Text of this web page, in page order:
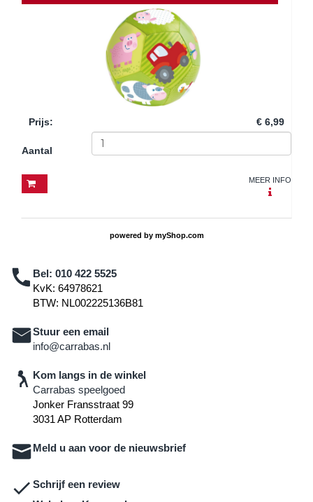
Prijs: € 6,99
Aantal
MEER INFO
powered by myShop.com
Bel: 010 422 5525
KvK: 64978621
BTW: NL002225136B81
Stuur een email
info@carrabas.nl
Kom langs in de winkel
Carrabas speelgoed
Jonker Fransstraat 99
3031 AP Rotterdam
Meld u aan voor de nieuwsbrief
Schrijf een review